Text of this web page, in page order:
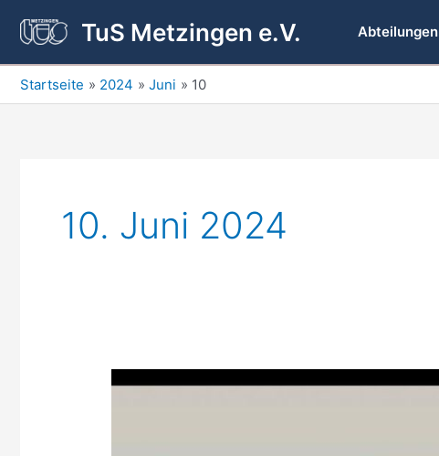
Inhalt
TuS Metzingen e.V. Abteilungen
Startseite 2024 Juni 10
10. Juni 2024